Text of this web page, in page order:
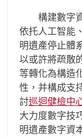
構建數字
依托人工智能
明遺產停止體
以或許將疏散
等轉化為構造
性，并構成支
討巡迴健檢中
大力度數字技
明遺產數字資